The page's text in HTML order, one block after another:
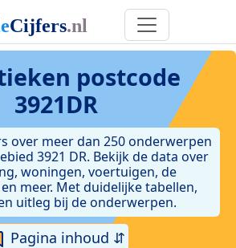
postcode
3921DR
over meer dan 250 onderwerpen
3921 DR. Bekijk de data over
woningen, voertuigen, de
meer. Met duidelijke tabellen,
uitleg bij de onderwerpen.
Pagina inhoud ⇵